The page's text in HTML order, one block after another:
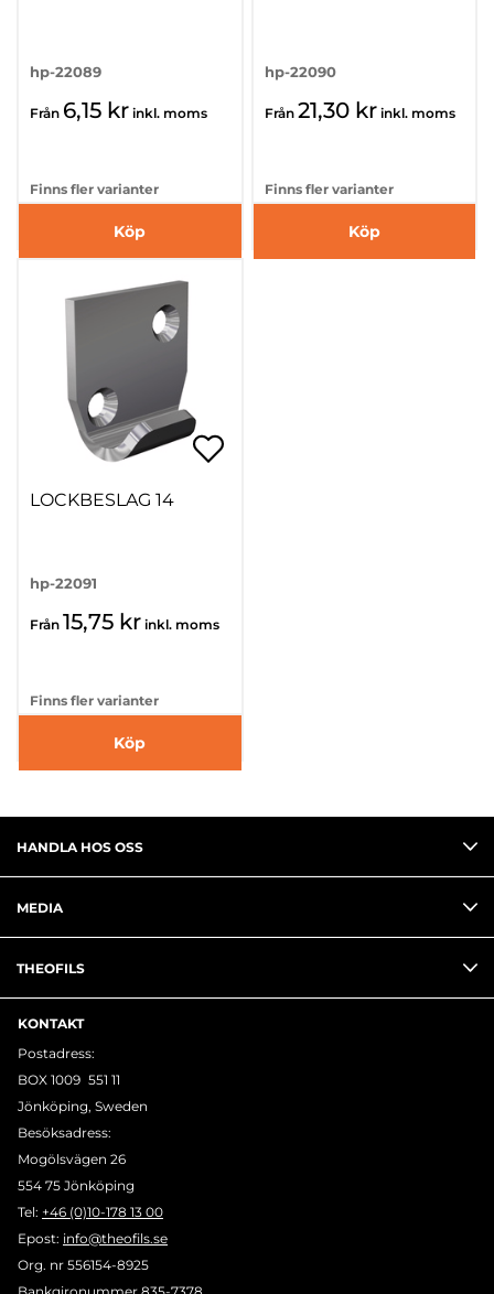
hp-22089
Från 6,15 kr inkl. moms
Finns fler varianter
Köp
hp-22090
Från 21,30 kr inkl. moms
Finns fler varianter
Köp
LOCKBESLAG 14
hp-22091
Från 15,75 kr inkl. moms
Finns fler varianter
Köp
HANDLA HOS OSS
MEDIA
THEOFILS
KONTAKT
Postadress:
BOX 1009 551 11
Jönköping, Sweden
Besöksadress:
Mogölsvägen 26
554 75 Jönköping
Tel: +46 (0)10-178 13 00
Epost: info@theofils.se
Org. nr 556154-8925